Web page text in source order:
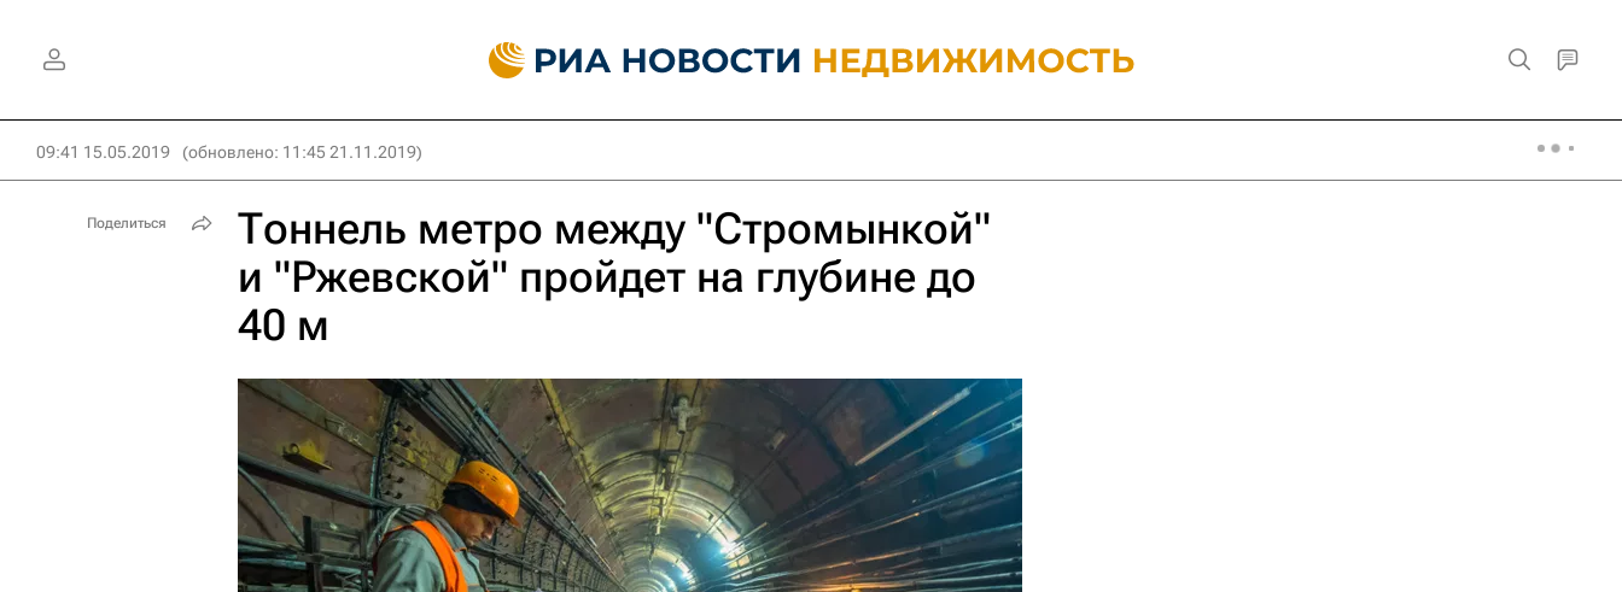
09:41 15.05.2019 (обновлено: 11:45 21.11.2019)
Тоннель метро между "Стромынкой"
и "Ржевской" пройдет на глубине до
40 м
Поделиться